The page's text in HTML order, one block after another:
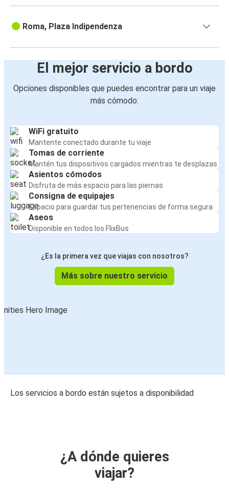
Roma, Plaza Indipendenza
El mejor servicio a bordo
Opciones disponibles que puedes encontrar para un viaje
más cómodo:
WiFi gratuito
Mantente conectado durante tu viaje
Tomas de corriente
Mantén tus dispositivos cargados mientras te desplazas
Asientos cómodos
Disfruta de más espacio para las piernas
Consigna de equipajes
Espacio para guardar tus pertenencias de forma segura
Aseos
Disponible en todos los FlixBus
¿Es la primera vez que viajas con nosotros?
Más sobre nuestro servicio
Los servicios a bordo están sujetos a disponibilidad
¿A dónde quieres
viajar?